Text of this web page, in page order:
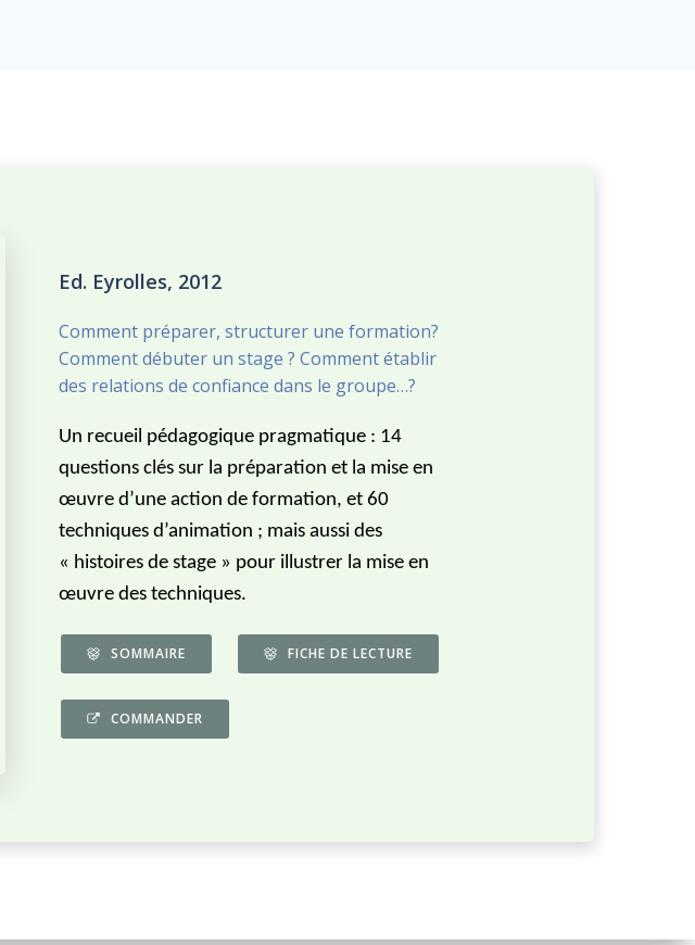
Ed. Eyrolles, 2012
Comment préparer, structurer une formation?
Comment débuter un stage ? Comment établir
des relations de confiance dans le groupe…?
Un recueil pédagogique pragmatique : 14
questions clés sur la préparation et la mise en
œuvre d’une action de formation, et 60
techniques d’animation ; mais aussi des
« histoires de stage » pour illustrer la mise en
œuvre des techniques.
SOMMAIRE FICHE DE LECTURE
COMMANDER